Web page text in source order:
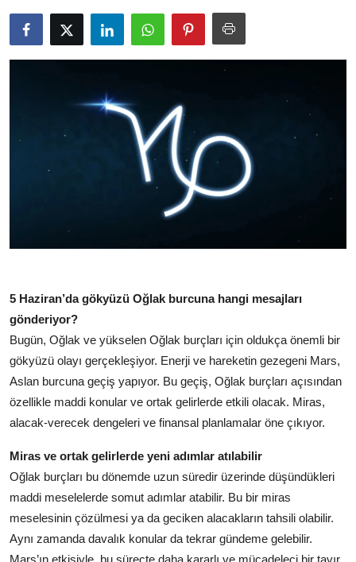
Kamu Kurumları ve Üst Kurullar
Resmi Reklamlar
5 Haziran’da gökyüzü Oğlak burcuna hangi mesajları
gönderiyor?
Bugün, Oğlak ve yükselen Oğlak burçları için oldukça önemli bir
gökyüzü olayı gerçekleşiyor. Enerji ve hareketin gezegeni Mars,
Aslan burcuna geçiş yapıyor. Bu geçiş, Oğlak burçları açısından
özellikle maddi konular ve ortak gelirlerde etkili olacak. Miras,
alacak-verecek dengeleri ve finansal planlamalar öne çıkıyor.
Miras ve ortak gelirlerde yeni adımlar atılabilir
Oğlak burçları bu dönemde uzun süredir üzerinde düşündükleri
maddi meselelerde somut adımlar atabilir. Bu bir miras
meselesinin çözülmesi ya da geciken alacakların tahsili olabilir.
Aynı zamanda davalık konular da tekrar gündeme gelebilir.